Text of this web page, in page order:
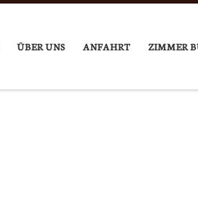
ÜBER UNS ANFAHRT ZIMMER